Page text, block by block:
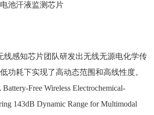
池汗液监测芯片
线感知芯片团队研发出无线无源电化学传
功耗下实现了高动态范围和高线性度。
Free Wireless Electrochemical-
143dB Dynamic Range for Multimodal